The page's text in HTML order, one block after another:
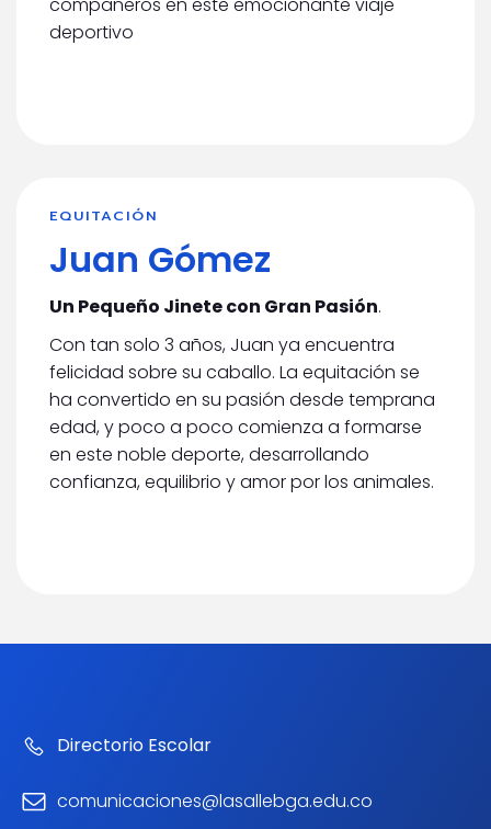
deportivo
EQUITACIÓN
Juan Gómez
Un Pequeño Jinete con Gran Pasión.
Con tan solo 3 años, Juan ya encuentra
felicidad sobre su caballo. La equitación se
ha convertido en su pasión desde temprana
edad, y poco a poco comienza a formarse
en este noble deporte, desarrollando
confianza, equilibrio y amor por los animales.
Directorio Escolar
comunicaciones@lasallebga.edu.co